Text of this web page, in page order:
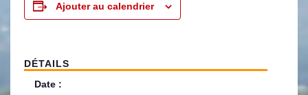
Ajouter au calendrier
DÉTAILS
Date :